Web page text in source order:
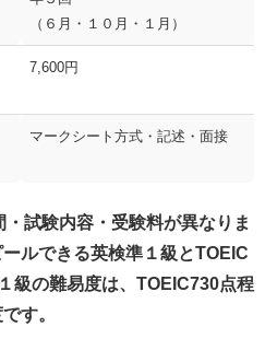
（６月・１０月・１月）
7,600円
マークシート方式・記述・面接
試験内容・受験料が異なりま
ルできる英検準１級とTOEIC
級の難易度は、TOEIC730点程
す。